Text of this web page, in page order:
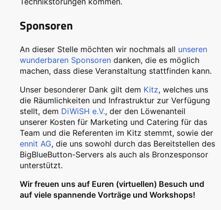
Sponsoren
An dieser Stelle möchten wir nochmals all unseren
wunderbaren Sponsoren danken, die es möglich
machen, dass diese Veranstaltung stattfinden kann.
Unser besonderer Dank gilt dem Kitz, welches uns
die Räumlichkeiten und Infrastruktur zur Verfügung
stellt, dem DiWiSH e.V., der den Löwenanteil
unserer Kosten für Marketing und Catering für das
Team und die Referenten im Kitz stemmt, sowie der
ennit AG, die uns sowohl durch das Bereitstellen des
BigBlueButton-Servers als auch als Bronzesponsor
unterstützt.
Wir freuen uns auf Euren (virtuellen) Besuch und
auf viele spannende Vorträge und Workshops!